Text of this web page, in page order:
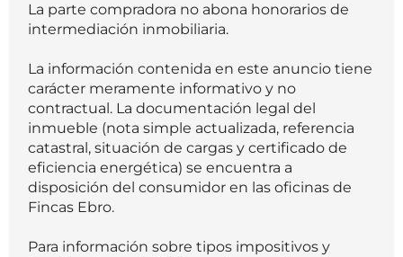
La parte compradora no abona honorarios de
intermediación inmobiliaria.
La información contenida en este anuncio tiene
carácter meramente informativo y no
contractual. La documentación legal del
inmueble (nota simple actualizada, referencia
catastral, situación de cargas y certificado de
eficiencia energética) se encuentra a
disposición del consumidor en las oficinas de
Fincas Ebro.
Para información sobre tipos impositivos y